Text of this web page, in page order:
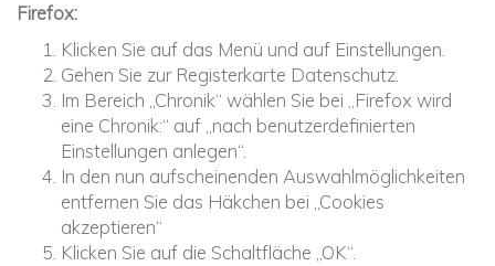
Firefox:
Klicken Sie auf das Menü und auf Einstellungen.
Gehen Sie zur Registerkarte Datenschutz.
Im Bereich „Chronik“ wählen Sie bei „Firefox wird
eine Chronik:“ auf „nach benutzerdefinierten
Einstellungen anlegen“.
In den nun aufscheinenden Auswahlmöglichkeiten
entfernen Sie das Häkchen bei „Cookies
akzeptieren“
Klicken Sie auf die Schaltfläche „OK“.